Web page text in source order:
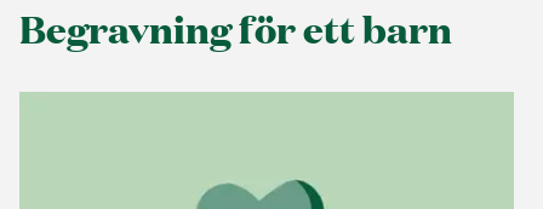
Begravning för ett barn